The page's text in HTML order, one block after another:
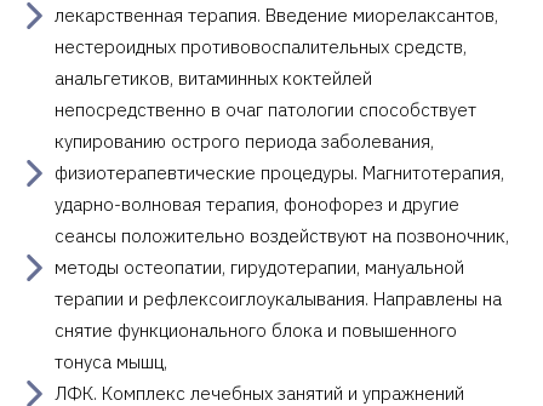
лекарственная терапия. Введение миорелаксантов,
нестероидных противовоспалительных средств,
анальгетиков, витаминных коктейлей
непосредственно в очаг патологии способствует
купированию острого периода заболевания,
физиотерапевтические процедуры. Магнитотерапия,
ударно-волновая терапия, фонофорез и другие
сеансы положительно воздействуют на позвоночник,
методы остеопатии, гирудотерапии, мануальной
терапии и рефлексоиглоукалывания. Направлены на
снятие функционального блока и повышенного
тонуса мышц,
ЛФК. Комплекс лечебных занятий и упражнений